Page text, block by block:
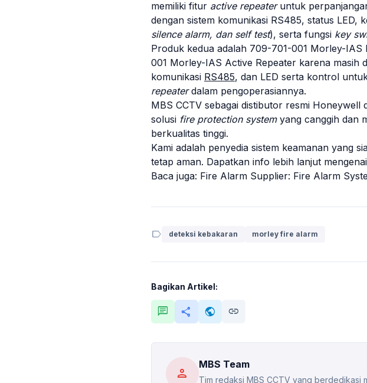
memiliki fitur active repeateruntuk
dengan sistem komunikasi RS485, status
silence alarm, dan self test), serta fungsi key
Produk kedua adalah 709-701-001 Morley-IAS
001 Morley-IAS Active Repeater karena masih
komunikasi RS485, dan LED serta kontrol
repeaterdalam pengoperasiannya.
MBS CCTV sebagai distibutor resmi Honeywell
solusi fire protection systemyang canggih dan
berkualitas tinggi.
Kami adalah penyedia sistem keamanan yang
tetap aman. Dapatkan info lebih lanjut
Baca juga: Fire Alarm Supplier: Fire Alarm
label deteksi kebakaran morley fire alarm
Bagikan Artikel:
chat share public link
person
MBS Team
Tim redaksi MBS CCTV yang berdedikasi